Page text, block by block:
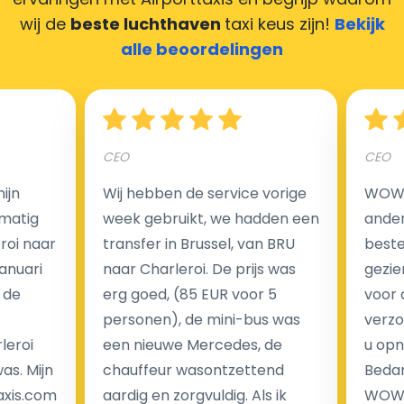
zorgen ervoor dat uw chauffeur deze krijgt.
Hoeveel kost een luchthaven taxi transfer?
Een van de meest aantrekkelijke voordelen van
luchthaventaxi's is een vast tarief voor uw rit. In
tegenstelling tot traditionele taxi's met taxameter
brengen wij u geen extra kosten in rekening voor de
nachtrit.
We hebben geen ophaaltarief of extra kosten voor
wachttijd als uw vlucht vertraging heeft.
Kijk op onze website voor meer informatie over uw
wij de beste luchthaven taxi keus zijn! Bekijk
alle beoordelingen
naar
Mijn
CEO
Wij hebben de service vorige
week gebruikt, we hadden een
transfer in Brussel, van BRU
naar Charleroi. De prijs was
erg goed, (85 EUR voor 5
personen), de mini-bus was
een nieuwe Mercedes, de
chauffeur wasontzettend
aardig en zorgvuldig. Als ik
CEO
voor
u